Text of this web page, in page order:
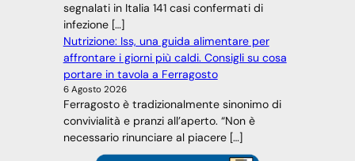
segnalati in Italia 141 casi confermati di
infezione […]
Nutrizione: Iss, una guida alimentare per
affrontare i giorni più caldi. Consigli su cosa
portare in tavola a Ferragosto
6 Agosto 2026
Ferragosto è tradizionalmente sinonimo di
convivialità e pranzi all’aperto. “Non è
necessario rinunciare al piacere […]